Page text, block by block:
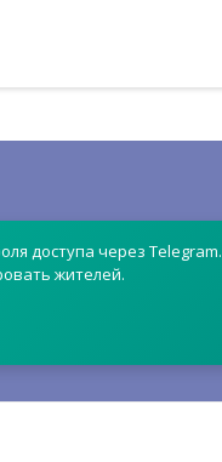
доступа через
жителей.